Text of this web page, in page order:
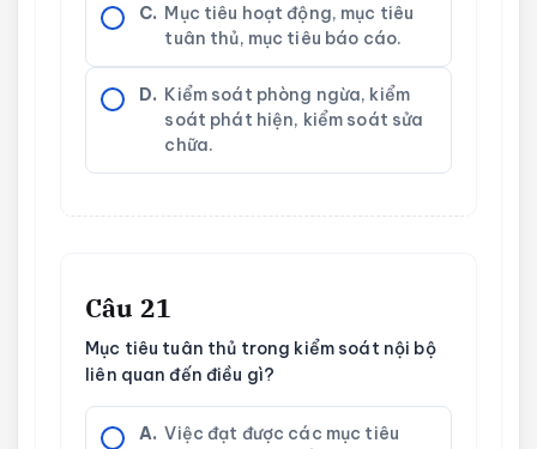
C. Mục tiêu hoạt động, mục tiêu
tuân thủ, mục tiêu báo cáo.
D. Kiểm soát phòng ngừa, kiểm
soát phát hiện, kiểm soát sửa
chữa.
Câu 21
Mục tiêu tuân thủ trong kiểm soát nội bộ
liên quan đến điều gì?
A. Việc đạt được các mục tiêu